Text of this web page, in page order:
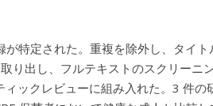
特定された。重複を除外し、タイ
り出し、フルテキストのスクリー
ックレビューに組み入れた。3 件